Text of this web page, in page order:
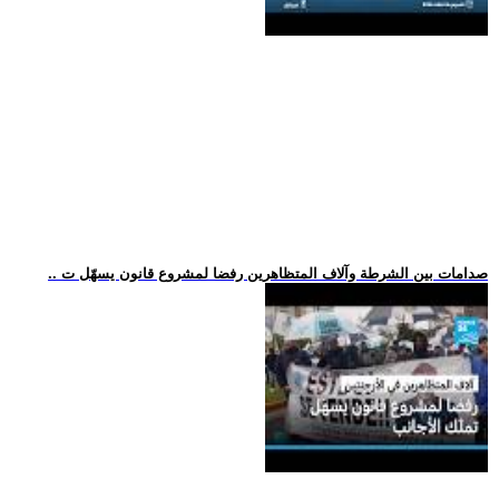
.. صدامات بين الشرطة وآلاف المتظاهرين رفضا لمشروع قانون يسهّل ت